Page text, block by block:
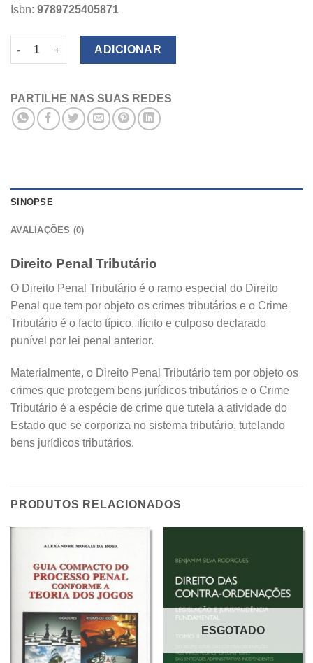
Isbn: 9789725405871
Quantidade de Direito Penal Tributário
ADICIONAR
PARTILHE NAS SUAS REDES
SINOPSE
AVALIAÇÕES (0)
Direito Penal Tributário
O Direito Penal Tributário é o ramo especial do Direito
Penal que tem por objeto os crimes tributários e o Crime
Tributário é o facto típico, ilícito e culposo declarado
punível por lei penal anterior.
Materialmente, o Direito Penal Tributário tem por objeto os
crimes que protegem bens jurídicos tributários e o Crime
Tributário é a espécie de crime que tutela a atividade do
Estado que se corporiza no sistema tributário, tutelando
bens jurídicos tributários.
PRODUTOS RELACIONADOS
ESGOTADO